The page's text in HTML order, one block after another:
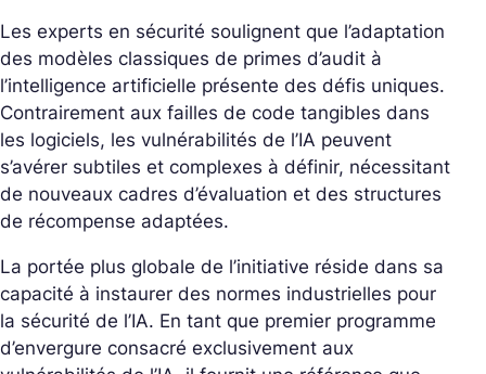
Les experts en sécurité soulignent que l’adaptation
des modèles classiques de primes d’audit à
l’intelligence artificielle présente des défis uniques.
Contrairement aux failles de code tangibles dans
les logiciels, les vulnérabilités de l’IA peuvent
s’avérer subtiles et complexes à définir, nécessitant
de nouveaux cadres d’évaluation et des structures
de récompense adaptées.
La portée plus globale de l’initiative réside dans sa
capacité à instaurer des normes industrielles pour
la sécurité de l’IA. En tant que premier programme
d’envergure consacré exclusivement aux